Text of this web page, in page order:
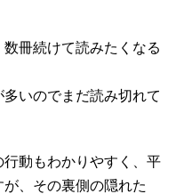
冊続けて読みたくなる
いのでまだ読み切れて
動もわかりやすく、平
、その裏側の隠れた